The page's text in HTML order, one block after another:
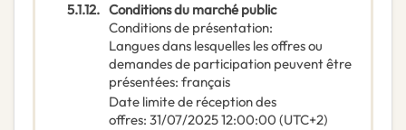
5.1.12. Conditions du marché public
Conditions de présentation:
Langues dans lesquelles les offres ou
demandes de participation peuvent être
présentées: français
Date limite de réception des
offres: 31/07/202512:00:00 (UTC+2)